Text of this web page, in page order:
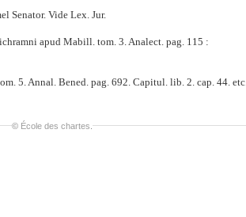
Senator. Vide Lex. Jur.
apud Mabill. tom. 3. Analect. pag. 115 :
5. Annal. Bened. pag. 692. Capitul. lib. 2. cap. 44. etc.
© École des chartes